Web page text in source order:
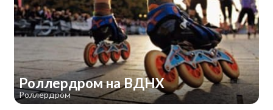
Роллердром на ВДНХ
Роллердром